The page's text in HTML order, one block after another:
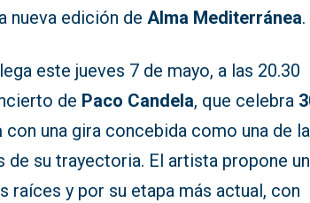
nueva edición deAlma Mediterránea.
este jueves 7 de mayo, a las 20.30
de Paco Candela, que celebra
con una gira concebida como una de
de su trayectoria. El artista propone un
raíces y por su etapa más actual, con